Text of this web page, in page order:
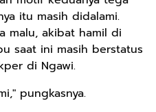
itu masih didalami.
malu, akibat hamil di
saat ini masih berstatus
di Ngawi.
pungkasnya.